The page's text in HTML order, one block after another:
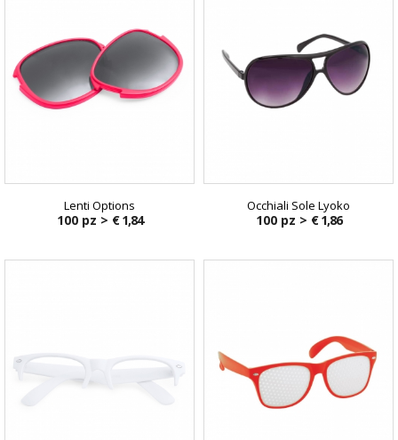
Lenti Options
100 pz > € 1,84
Occhiali Sole Lyoko
100 pz > € 1,86